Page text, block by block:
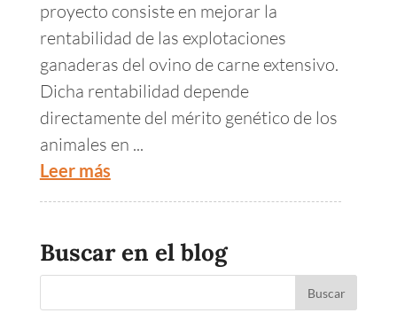
proyecto consiste en mejorar la
rentabilidad de las explotaciones
ganaderas del ovino de carne extensivo.
Dicha rentabilidad depende
directamente del mérito genético de los
animales en ...
Leer más
Buscar en el blog